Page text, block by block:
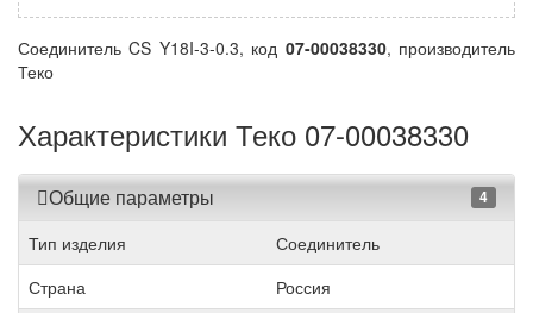
Соединитель CS Y18I-3-0.3, код 07-00038330, производитель
Теко
Характеристики Теко 07-00038330
Общие параметры 4
Тип изделия
Соединитель
Страна
Россия